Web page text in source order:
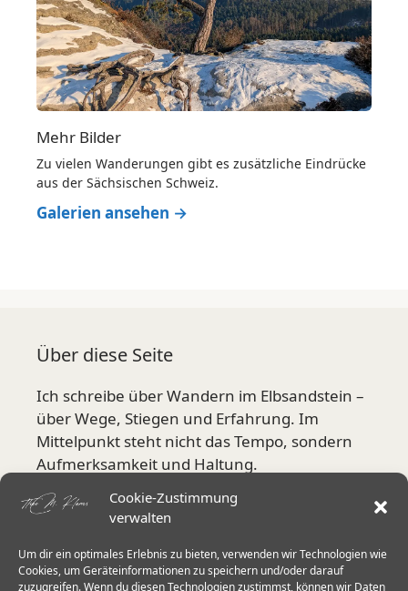
Cookie-Zustimmung
verwalten
Um dir ein optimales Erlebnis zu bieten, verwenden wir Technologien wie
Cookies, um Geräteinformationen zu speichern und/oder darauf
zuzugreifen. Wenn du diesen Technologien zustimmst, können wir Daten
Mehr Bilder
Zu vielen Wanderungen gibt es zusätzliche Eindrücke
aus der Sächsischen Schweiz.
Galerien ansehen →
Über diese Seite
Ich schreibe über Wandern im Elbsandstein –
über Wege, Stiegen und Erfahrung. Im
Mittelpunkt steht nicht das Tempo, sondern
Aufmerksamkeit und Haltung.
Mehr über mich
Aktuelle Schwerpunkte